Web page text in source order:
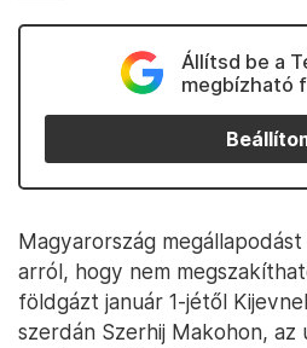
Állítsd be a
megbízható
Magyarország
arról, hogy nem
földgázt január 1-jétől
szerdán Szerhij Makohon, az